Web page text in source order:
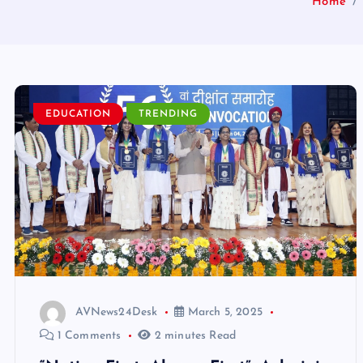
EDUCATION TRENDING
AVNews24Desk
March 5, 2025
1 Comments
2 minutes Read